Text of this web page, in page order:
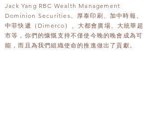
Jack Yang RBC Wealth Management
Dominion Securities、厚泰印刷、加中時報、
中菲快遞（Dimerco）、大都會廣場、大統華超
市等，你們的慷慨支持不僅使今晚的晚會成為可
能，而且為我們組織使命的推進做出了貢獻。